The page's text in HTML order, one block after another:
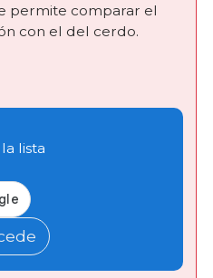
permite comparar el
con el del cerdo.
lista